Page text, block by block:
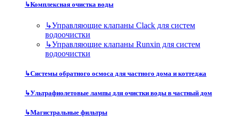
↳Комплексная очистка воды
↳Управляющие клапаны Clack для систем
водоочистки
↳Управляющие клапаны Runxin для систем
водоочистки
↳Системы обратного осмоса для частного дома и коттеджа
↳Ультрафиолетовые лампы для очистки воды в частный дом
↳Магистральные фильтры